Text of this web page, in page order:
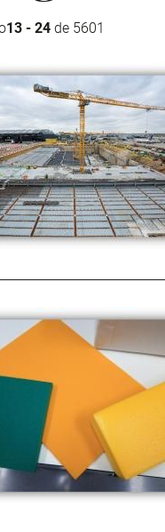
13 - 24 de 5601